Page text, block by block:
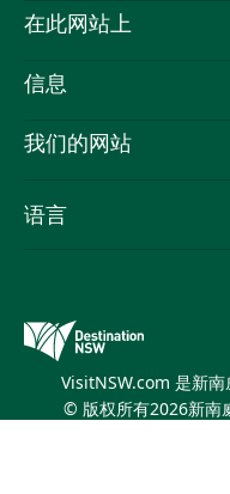
喳
联系我们
隐私
Cookie 通知
在此网站上
目的地
新南威尔士州公路旅行
活动
信息
旅行信息
新南威尔士州的商业
我们的网站
新南威尔士州旅游局媒体
缤纷悉尼灯光音乐节
语言
VisitNSW.com 是新南
© 版权所有2026新南